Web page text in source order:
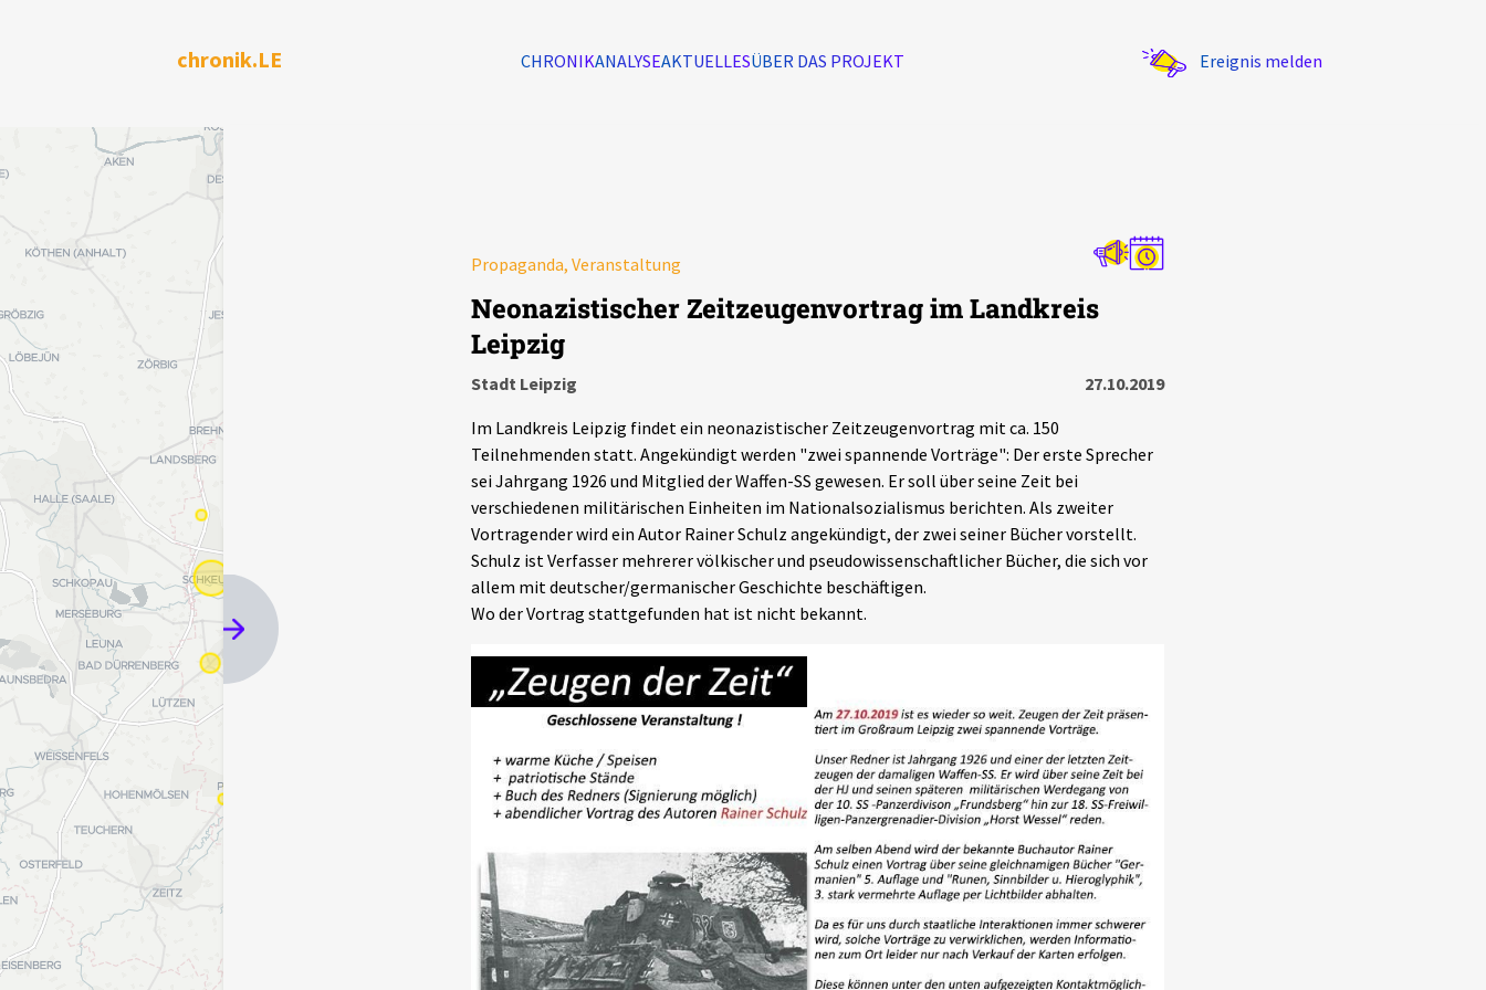
chronik.LE CHRONIKANALYSEAKTUELLESÜBER DAS PROJEKT Ereignis melden
Propaganda, Veranstaltung
Neonazistischer Zeitzeugenvortrag im Landkreis
Leipzig
Stadt Leipzig
27.10.2019
Im Landkreis Leipzig findet ein neonazistischer Zeitzeugenvortrag mit ca. 150
Teilnehmenden statt. Angekündigt werden "zwei spannende Vorträge": Der erste Sprecher
sei Jahrgang 1926 und Mitglied der Waffen-SS gewesen. Er soll über seine Zeit bei
verschiedenen militärischen Einheiten im Nationalsozialismus berichten. Als zweiter
Vortragender wird ein Autor Rainer Schulz angekündigt, der zwei seiner Bücher vorstellt.
Schulz ist Verfasser mehrerer völkischer und pseudowissenschaftlicher Bücher, die sich vor
allem mit deutscher/germanischer Geschichte beschäftigen.
Wo der Vortrag stattgefunden hat ist nicht bekannt.
Ereignisse Statistik